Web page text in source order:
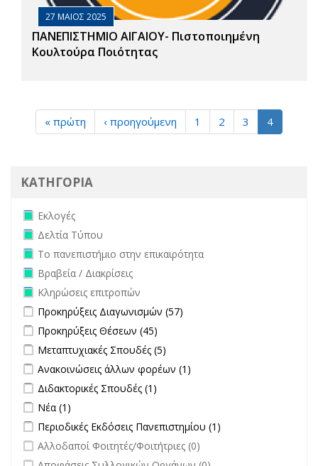
27 ΜΑΙΟΣ 2025
ΠΑΝΕΠΙΣΤΗΜΙΟ ΑΙΓΑΙΟΥ- Πιστοποιημένη
Κουλτούρα Ποιότητας
« πρώτη ‹ προηγούμενη 1 2 3 4
ΚΑΤΗΓΟΡΙΑ
Remove Εκλογές filter
Εκλογές
Remove Δελτία Τύπου filter
Δελτία Τύπου
Remove Το πανεπιστήμιο στην επικαιρότητα filter
Το πανεπιστήμιο στην επικαιρότητα
Remove Βραβεία / Διακρίσεις filter
Βραβεία / Διακρίσεις
Remove Κληρώσεις επιτροπών filter
Κληρώσεις επιτροπών
Apply Προκηρύξεις Διαγωνισμών filter
Προκηρύξεις Διαγωνισμών (57)
Apply Προκηρύξεις Θέσεων filter
Προκηρύξεις Θέσεων (45)
Apply Μεταπτυχιακές Σπουδές filter
Μεταπτυχιακές Σπουδές (5)
Apply Ανακοινώσεις άλλων φορέων filter
Ανακοινώσεις άλλων φορέων (1)
Apply Διδακτορικές Σπουδές filter
Διδακτορικές Σπουδές (1)
Apply Νέα filter
Νέα (1)
Apply Περιοδικές Εκδόσεις Πανεπιστημίου filter
Περιοδικές Εκδόσεις Πανεπιστημίου (1)
undefined
Αλλοδαποί Φοιτητές/Φοιτήτριες (0)
undefined